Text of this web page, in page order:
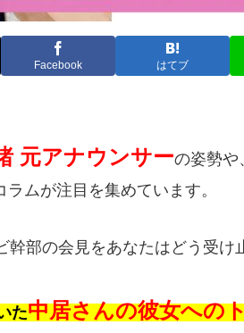
Facebook はてブ
元アナウンサーの姿勢や
ムが注目を集めています。
幹部の会見をあなたはどう受け
た中居さんの彼女への